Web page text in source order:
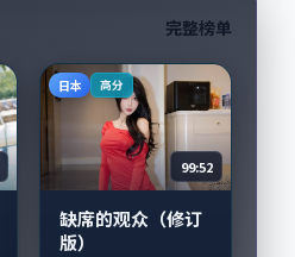
完整榜单
日本 高分
99:52
缺席的观众（修订
版）